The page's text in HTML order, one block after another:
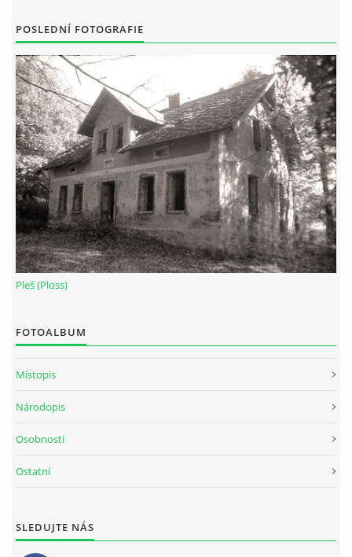
POSLEDNÍ FOTOGRAFIE
Pleš (Ploss)
FOTOALBUM
Místopis
Národopis
Osobnosti
Ostatní
SLEDUJTE NÁS